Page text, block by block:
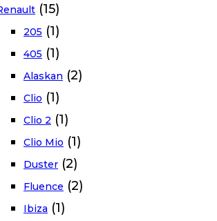
(15)
205 (1)
405 (1)
Alaskan (2)
Clio (1)
Clio 2 (1)
Clio Mio (1)
Duster (2)
Fluence (2)
Ibiza (1)